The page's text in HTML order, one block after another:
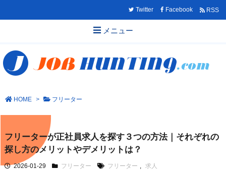
メニュー
Twitter Facebook RSS
HOME > フリーター
フリーターが正社員求人を探す３つの方法｜それぞれの
探し方のメリットやデメリットは？
2026-01-29 フリーター フリーター 求人